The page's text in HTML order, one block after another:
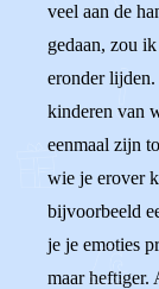
veel aan de
gedaan, zou
eronder
kinderen van
eenmaal zijn
wie je erover
bijvoorbeeld
je je emoties
maar heftiger.